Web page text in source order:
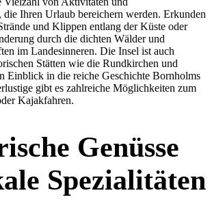
die Ihren Urlaub bereichern werden. Erkunden
und Klippen entlang der Küste oder
durch die dichten Wälder und
im Landesinneren. Die Insel ist auch
Stätten wie die Rundkirchen und
Einblick in die reiche Geschichte Bornholms
gibt es zahlreiche Möglichkeiten zum
Kajakfahren.
Genüsse
Spezialitäten